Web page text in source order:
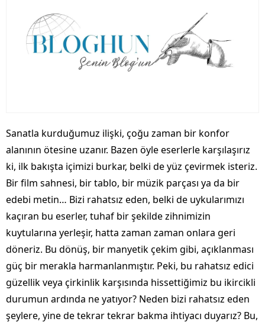
Sanatla kurduğumuz ilişki, çoğu zaman bir konfor
alanının ötesine uzanır. Bazen öyle eserlerle karşılaşırız
ki, ilk bakışta içimizi burkar, belki de yüz çevirmek isteriz.
Bir film sahnesi, bir tablo, bir müzik parçası ya da bir
edebi metin… Bizi rahatsız eden, belki de uykularımızı
kaçıran bu eserler, tuhaf bir şekilde zihnimizin
kuytularına yerleşir, hatta zaman zaman onlara geri
döneriz. Bu dönüş, bir manyetik çekim gibi, açıklanması
güç bir merakla harmanlanmıştır. Peki, bu rahatsız edici
güzellik veya çirkinlik karşısında hissettiğimiz bu ikircikli
durumun ardında ne yatıyor? Neden bizi rahatsız eden
şeylere, yine de tekrar tekrar bakma ihtiyacı duyarız? Bu,